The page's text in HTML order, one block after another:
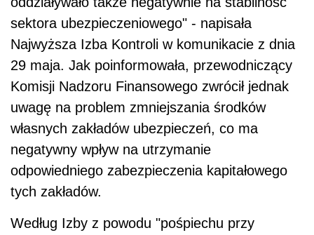
sektora ubezpieczeniowego" - napisała
Najwyższa Izba Kontroli w komunikacie z dnia
29 maja. Jak poinformowała, przewodniczący
Komisji Nadzoru Finansowego zwrócił jednak
uwagę na problem zmniejszania środków
własnych zakładów ubezpieczeń, co ma
negatywny wpływ na utrzymanie
odpowiedniego zabezpieczenia kapitałowego
tych zakładów.
Według Izby z powodu "pośpiechu przy